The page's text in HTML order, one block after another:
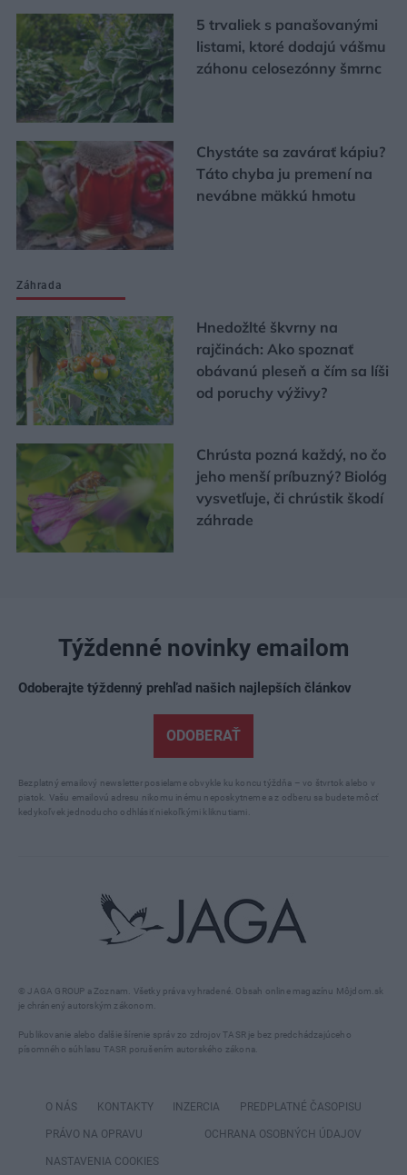
5 trvaliek s panašovanými
listami, ktoré dodajú vášmu
záhonu celosezónny šmrnc
Chystáte sa zavárať kápiu?
Táto chyba ju premení na
nevábne mäkkú hmotu
Záhrada
Hnedožlté škvrny na
rajčinách: Ako spoznať
obávanú pleseň a čím sa líši
od poruchy výživy?
Chrústa pozná každý, no čo
jeho menší príbuzný? Biológ
vysvetľuje, či chrústik škodí
záhrade
© JAGA GROUP a Zoznam. Všetky práva vyhradené. Obsah online magazínu Môjdom.sk
je chránený autorským zákonom.
Publikovanie alebo ďalšie šírenie správ zo zdrojov TASR je bez predchádzajúceho
písomného súhlasu TASR porušením autorského zákona.
Týždenné novinky emailom
Odoberajte týždenný prehľad našich najlepších článkov
ODOBERAŤ
Bezplatný emailový newsletter posielame obvykle ku koncu týždňa – vo štvrtok alebo v
piatok. Vašu emailovú adresu nikomu inému neposkytneme a z odberu sa budete môcť
kedykoľvek jednoducho odhlásiť niekoľkými kliknutiami.
O NÁS KONTAKTY INZERCIA PREDPLATNÉ ČASOPISU
PRÁVO NA OPRAVU OCHRANA OSOBNÝCH ÚDAJOV
NASTAVENIA COOKIES